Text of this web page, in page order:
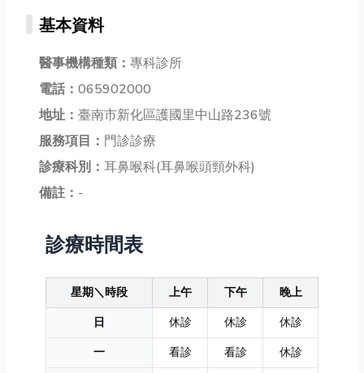
基本資料
醫事機構種類： 專科診所
電話： 065902000
地址： 臺南市新化區護國里中山路236號
服務項目： 門診診療
診療科別： 耳鼻喉科(耳鼻喉頭頸外科)
備註： -
診療時間表
星期＼時段 上午 下午
晚上
日
休診 休診
休診
一
看診 看診
休診